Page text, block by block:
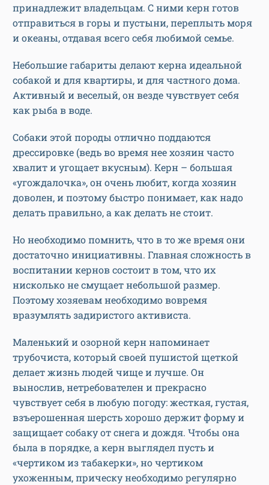
принадлежит владельцам. С ними керн готов
отправиться в горы и пустыни, переплыть моря
и океаны, отдавая всего себя любимой семье.
Небольшие габариты делают керна идеальной
собакой и для квартиры, и для частного дома.
Активный и веселый, он везде чувствует себя
как рыба в воде.
Собаки этой породы отлично поддаются
дрессировке (ведь во время нее хозяин часто
хвалит и угощает вкусным). Керн – большая
«угождалочка», он очень любит, когда хозяин
доволен, и поэтому быстро понимает, как надо
делать правильно, а как делать не стоит.
Но необходимо помнить, что в то же время они
достаточно инициативны. Главная сложность в
воспитании кернов состоит в том, что их
нисколько не смущает небольшой размер.
Поэтому хозяевам необходимо вовремя
вразумлять задиристого активиста.
Маленький и озорной керн напоминает
трубочиста, который своей пушистой щеткой
делает жизнь людей чище и лучше. Он
вынослив, нетребователен и прекрасно
чувствует себя в любую погоду: жесткая, густая,
взъерошенная шерсть хорошо держит форму и
защищает собаку от снега и дождя. Чтобы она
была в порядке, а керн выглядел пусть и
«чертиком из табакерки», но чертиком
ухоженным, прическу необходимо регулярно